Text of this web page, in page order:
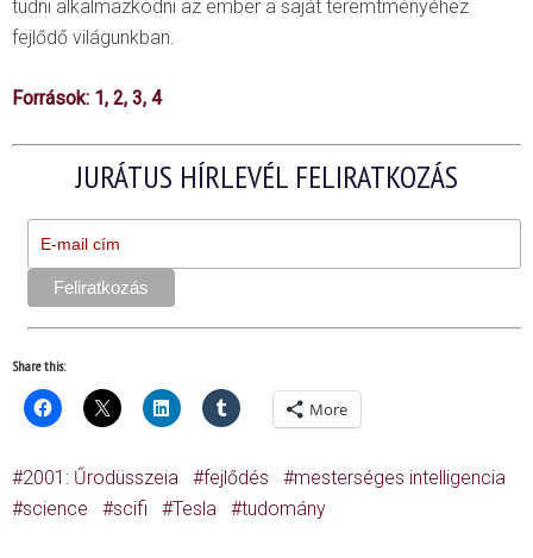
tudni alkalmazkodni az ember a saját teremtményéhez
fejlődő világunkban.
Források: 1 , 2, 3, 4
JURÁTUS HÍRLEVÉL FELIRATKOZÁS
Share this:
More
2001: Űrodüsszeia fejlődés
mesterséges intelligencia
science
scifi Tesla tudomány